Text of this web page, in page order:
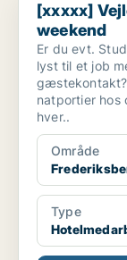
[xxxxx]
weekend
Er du evt.
lyst til et job
gæstekontakt?
natportier hos
hver..
Område
Type